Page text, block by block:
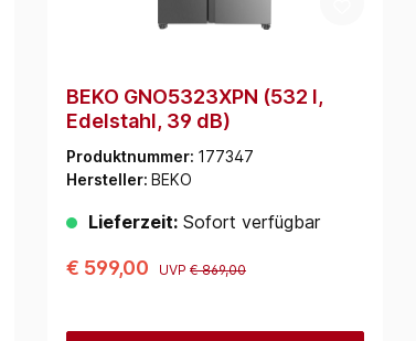
BEKO GNO5323XPN (532 l,
Edelstahl, 39 dB)
Produktnummer: 177347
Hersteller: BEKO
Lieferzeit: Sofort verfügbar
€ 599,00 UVP € 869,00